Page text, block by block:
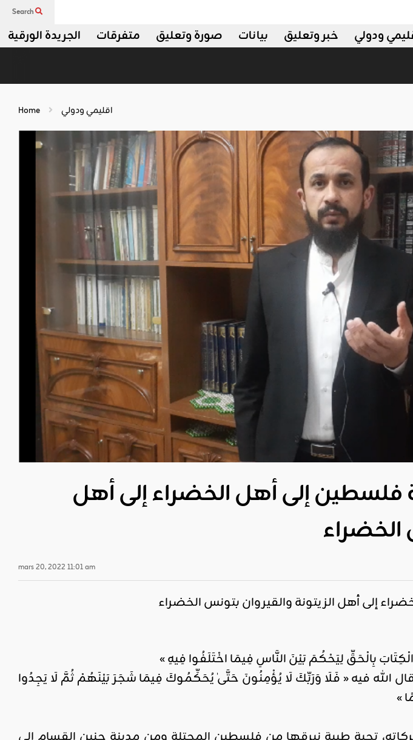
Search
الجريدة الورقية متفرقات صورة وتعليق بيانات خبر وتعليق ودولي
Home اقليمي ودولي
فلسطين إلى أهل الخضراء إلى أهل
الخضراء
mars 20, 2022 11:01 am
إلى أهل الزيتونة والقيروان بتونس الخضراء
بِالْحَقِّ لِيَحْكُمَ بَيْنَ النَّاسِ فِيمَا اخْتَلَفُوا فِيهِ »
الله فيه « فَلَا وَرَبِّكَ لَا يُؤْمِنُونَ حَتَّىٰ يُحَكِّمُوكَ فِيمَا شَجَرَ بَيْنَهُمْ ثُمَّ لَا يَجِدُوا
»